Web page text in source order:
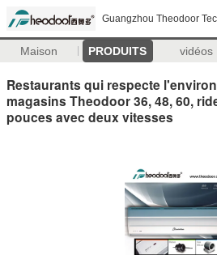
Guangzhou Theodoor
Maison PRODUITS vidéos
Restaurants qui respecte
magasins Theodoor 36, 48, 60,
pouces avec deux vitesses